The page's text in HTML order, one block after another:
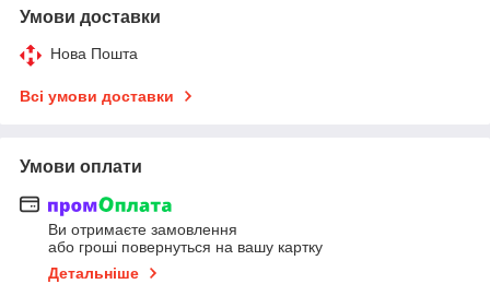
Умови доставки
Нова Пошта
Всі умови доставки
Умови оплати
Ви отримаєте замовлення
або гроші повернуться на вашу картку
Детальніше